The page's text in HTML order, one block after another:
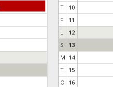
T
10
F
11
L
12
S
13
M 14
T
15
O
16